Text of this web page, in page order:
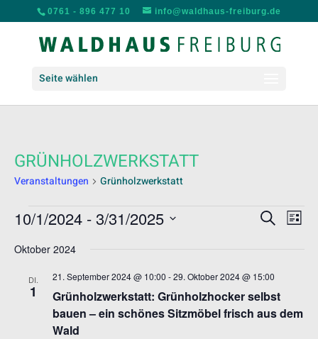
0761 - 896 477 10 info@waldhaus-freiburg.de
Seite wählen
GRÜNHOLZWERKSTATT
Veranstaltungen Grünholzwerkstatt
VERANSTALTUNGEN
SUCHE
SucheListe
10/1/2024 - 3/31/2025
wählen.
Oktober 2024
DI.
1
Grünholzwerkstatt: Grünholzhocker selbst
bauen – ein schönes Sitzmöbel frisch aus dem
Wald
21. September 2024 @ 10:00 -29. Oktober 2024 @ 15:00